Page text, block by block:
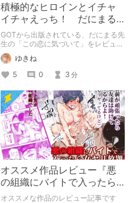
積極的なヒロインとイチャ
イチャえっち！ だにまる
初単行本「この恋に気づい
て」
GOTから出版されている、だにまる先
生の「この恋に気づいて」をレビュー
していきます。
ゆきね
5
0 3 分
オススメ作品レビュー『悪
の組織にバイトで入ったら
女ヤリ放題なんだが?EX』
オススメな作品のレビュー記事です